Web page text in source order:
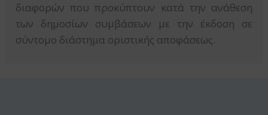
διαφορών που προκύπτουν κατά την ανάθεση
των δημοσίων συμβάσεων με την έκδοση σε
σύντομο διάστημα οριστικής αποφάσεως.